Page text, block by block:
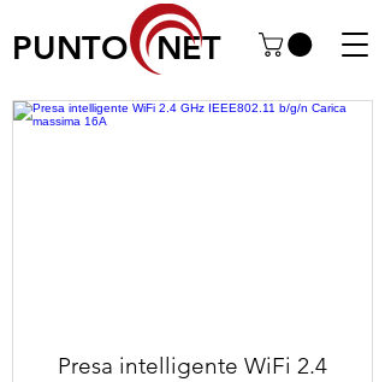
PUNTO NET
Presa intelligente WiFi 2.4